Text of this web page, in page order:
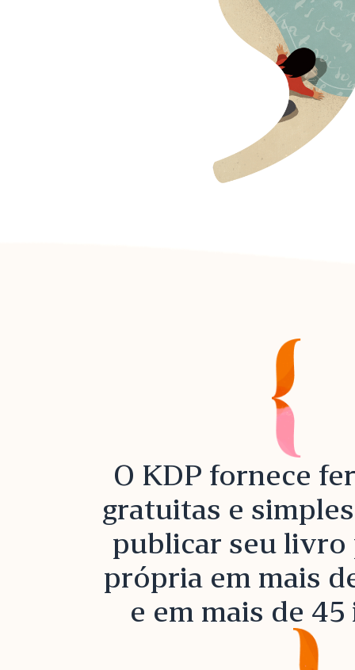
O KDP fornece
gratuitas e
publicar seu livro
própria em mais
e em mais de